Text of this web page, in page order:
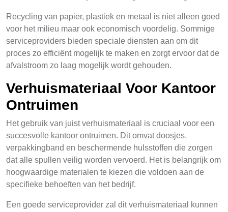
Recycling van papier, plastiek en metaal is niet alleen goed
voor het milieu maar ook economisch voordelig. Sommige
serviceproviders bieden speciale diensten aan om dit
proces zo efficiënt mogelijk te maken en zorgt ervoor dat de
afvalstroom zo laag mogelijk wordt gehouden.
Verhuismateriaal Voor Kantoor
Ontruimen
Het gebruik van juist verhuismateriaal is cruciaal voor een
succesvolle kantoor ontruimen. Dit omvat doosjes,
verpakkingband en beschermende hulsstoffen die zorgen
dat alle spullen veilig worden vervoerd. Het is belangrijk om
hoogwaardige materialen te kiezen die voldoen aan de
specifieke behoeften van het bedrijf.
Een goede serviceprovider zal dit verhuismateriaal kunnen